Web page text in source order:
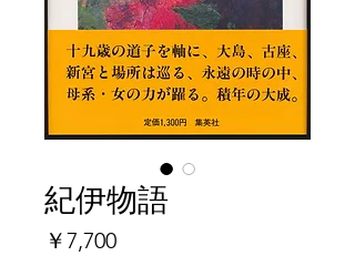
紀伊物語
￥7,700価